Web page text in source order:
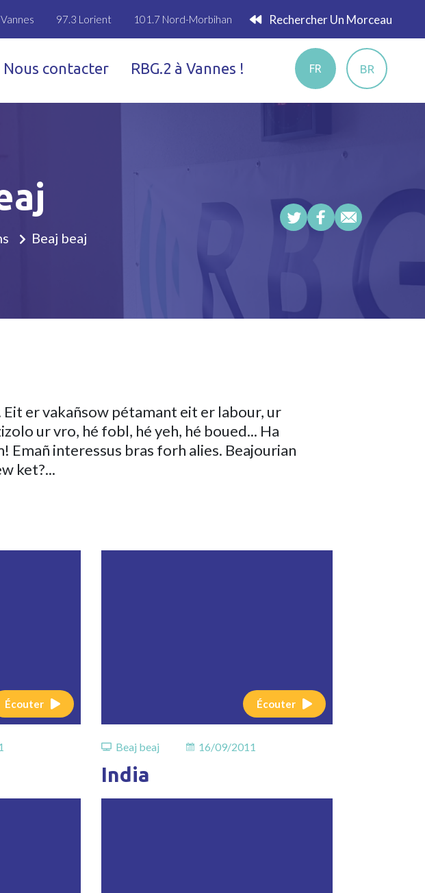
97.3 Lorient 101.7 Nord-Morbihan Rechercher Un Morceau
Nous contacter RBG.2 à Vannes ! FR BR
Beaj beaj
er vakañsow pétamant eit er labour, ur
ur vro, hé fobl, hé yeh, hé boued... Ha
Emañ interessus bras forh alies. Beajourian
ket?...
Écouter Écouter
Beaj beaj 16/09/2011
India